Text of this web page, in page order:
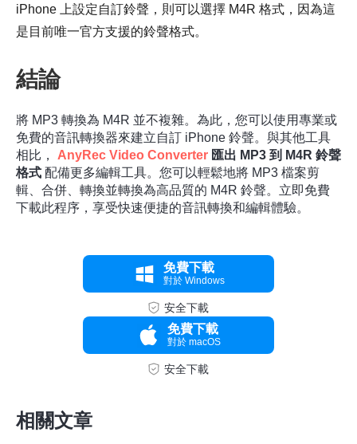
步驟1。
第2步。
iPhone 上設定自訂鈴聲，則可以選擇 M4R 格式，因為這
是目前唯一官方支援的鈴聲格式。
結論
將 MP3 轉換為 M4R 並不複雜。為此，您可以使用專業或
免費的音訊轉換器來建立自訂 iPhone 鈴聲。與其他工具
相比， AnyRec Video Converter 匯出 MP3 到 M4R 鈴聲
格式 配備更多編輯工具。您可以輕鬆地將 MP3 檔案剪
輯、合併、轉換並轉換為高品質的 M4R 鈴聲。立即免費
下載此程序，享受快速便捷的音訊轉換和編輯體驗。
免費下載
對於 Windows
安全下載
免費下載
對於 macOS
安全下載
相關文章